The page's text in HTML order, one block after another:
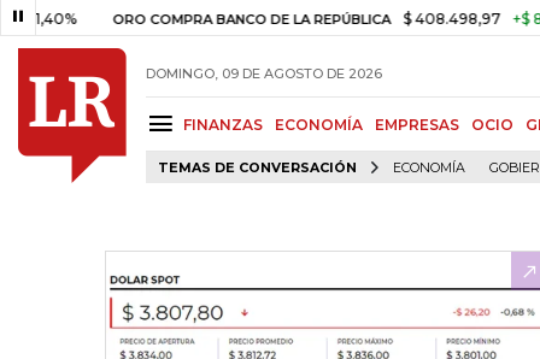
ORO COMPRA BANCO DE LA REPÚBLICA $ 408.498,97 +$ 8.753,81
DOMINGO, 09 DE AGOSTO DE 2026
FINANZAS ECONOMÍA EMPRESAS OCIO
TEMAS DE CONVERSACIÓN ECONOMÍA